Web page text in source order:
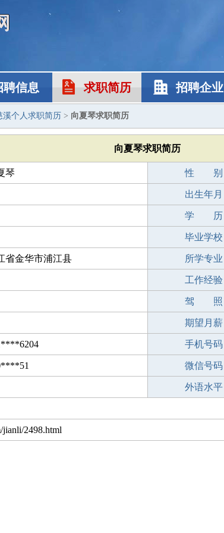
聘信息 求职简历 招聘企业
溪个人求职简历 > 向夏琴求职简历
向夏琴求职简历
琴 性 别
出生年月
学 历
毕业学校
省金华市浦江县 所学专业
工作经验
驾 照
期望月薪
手机号码
微信号码
外语水平
2498.html